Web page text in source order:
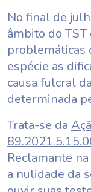
No final de
âmbito do
problemáticas
espécie as
causa fulcral
determinada
Trata-se da
Reclamante
a nulidade da